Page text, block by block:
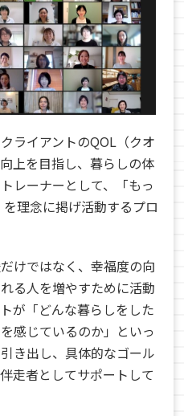
ライアントのQOL（クオ
上を目指し、暮らしの体
レーナーとして、「もっ
理念に掲げ活動するプロ
けではなく、幸福度の向
る人を増やすために活動
が「どんな暮らしをした
感じているのか」といっ
き出し、具体的なゴール
走者としてサポートして